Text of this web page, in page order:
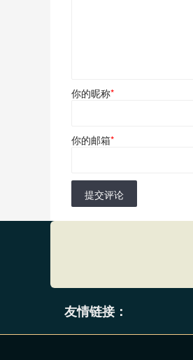
你的昵称*
你的邮箱*
提交评论
友情链接：